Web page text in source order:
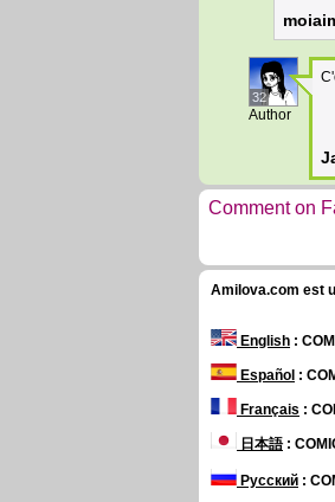
32
Author
Comment on
Amilova.com est
English :
Español :
Français :
日本語:
Русский :